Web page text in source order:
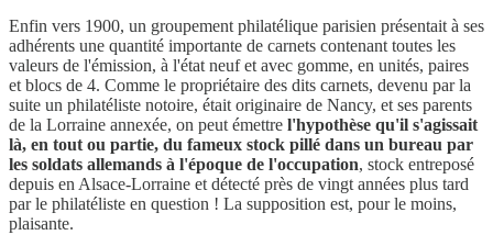
Enfin vers 1900, un groupement philatélique parisien présentait à ses
adhérents une quantité importante de carnets contenant toutes les
valeurs de l'émission, à l'état neuf et avec gomme, en unités, paires
et blocs de 4. Comme le propriétaire des dits carnets, devenu par la
suite un philatéliste notoire, était originaire de Nancy, et ses parents
de la Lorraine annexée, on peut émettre l'hypothèse qu'il s'agissait
là, en tout ou partie, du fameux stock pillé dans un bureau par
les soldats allemands à l'époque de l'occupation, stock entreposé
depuis en Alsace-Lorraine et détecté près de vingt années plus tard
par le philatéliste en question ! La supposition est, pour le moins,
plaisante.